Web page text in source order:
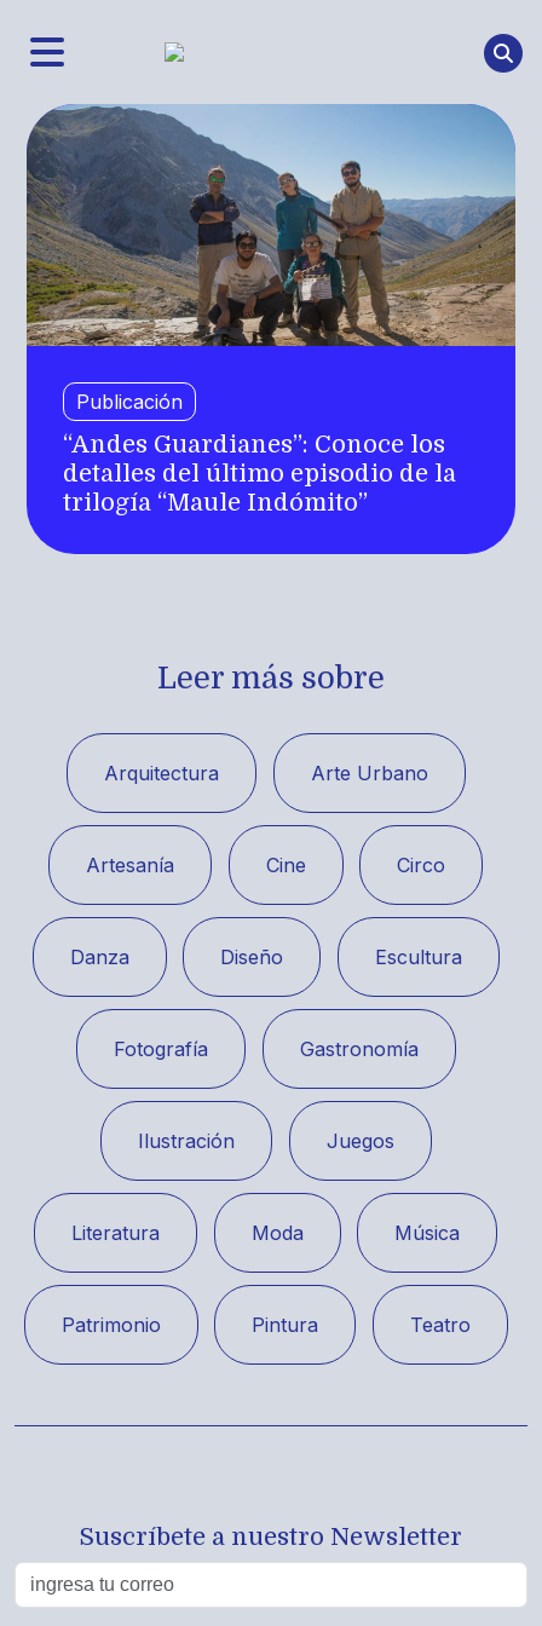
Publicación
“Andes Guardianes”: Conoce los
detalles del último episodio de la
trilogía “Maule Indómito”
Leer más sobre
Arquitectura Arte Urbano
Artesanía Cine Circo
Danza Diseño Escultura
Fotografía Gastronomía
Ilustración Juegos
Literatura Moda Música
Patrimonio Pintura Teatro
Suscríbete a nuestro Newsletter